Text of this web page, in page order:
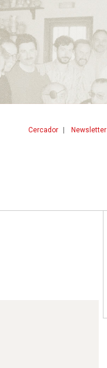
Cercador Newsletter